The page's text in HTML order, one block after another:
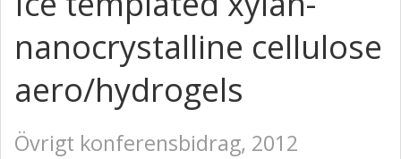
nanocrystalline cellulose
aero/hydrogels
Övrigt konferensbidrag, 2012